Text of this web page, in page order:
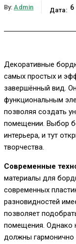
By: Admin Дата: 6
Декоративные
самых простых и
завершённый вид.
функциональным
позволяя создать
помещении. Выбор
интерьера, и тут
творчества.
Современные
материалы для
современных
разновидностей
позволяет
помещения. Однако
должны гармонично